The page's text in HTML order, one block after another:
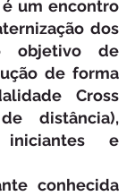
é um encontro
dos
objetivo de
de forma
Cross
distância),
e
conhecida